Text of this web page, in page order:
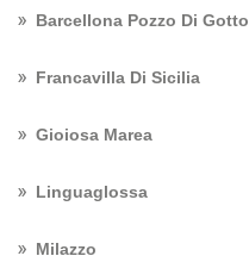
Barcellona Pozzo Di Gotto
Francavilla Di Sicilia
Gioiosa Marea
Linguaglossa
Milazzo